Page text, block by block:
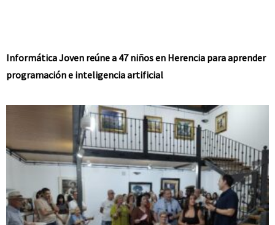
Informática Joven reúne a 47 niños en Herencia para aprender
programación e inteligencia artificial